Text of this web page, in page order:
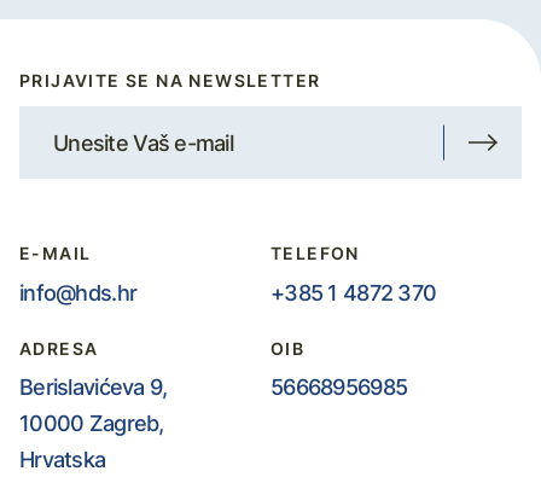
PRIJAVITE SE NA NEWSLETTER
E-MAIL
info@hds.hr
TELEFON
+385 1 4872 370
ADRESA
Berislavićeva 9,
10000 Zagreb,
Hrvatska
OIB
56668956985